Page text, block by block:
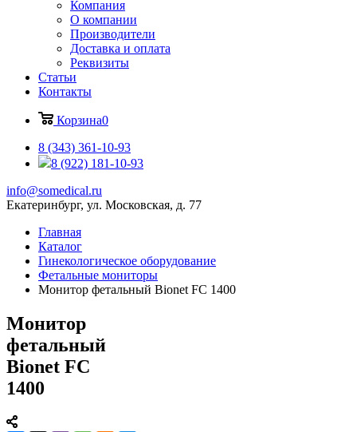
Компания
О компании
Производители
Доставка и оплата
Реквизиты
Статьи
Контакты
Корзина0
8 (343) 361-10-93
8 (922) 181-10-93
info@somedical.ru
Екатеринбург, ул. Московская, д. 77
Главная
Каталог
Гинекологическое оборудование
Фетальные мониторы
Монитор фетальный Bionet FC 1400
Монитор
фетальный
Bionet FC
1400